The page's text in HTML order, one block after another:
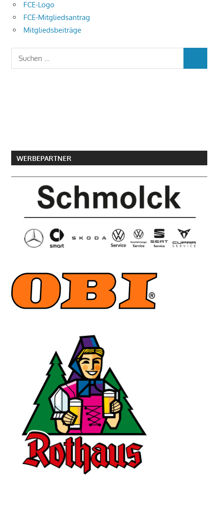
FCE-Logo
FCE-Mitgliedsantrag
Mitgliedsbeiträge
WERBEPARTNER